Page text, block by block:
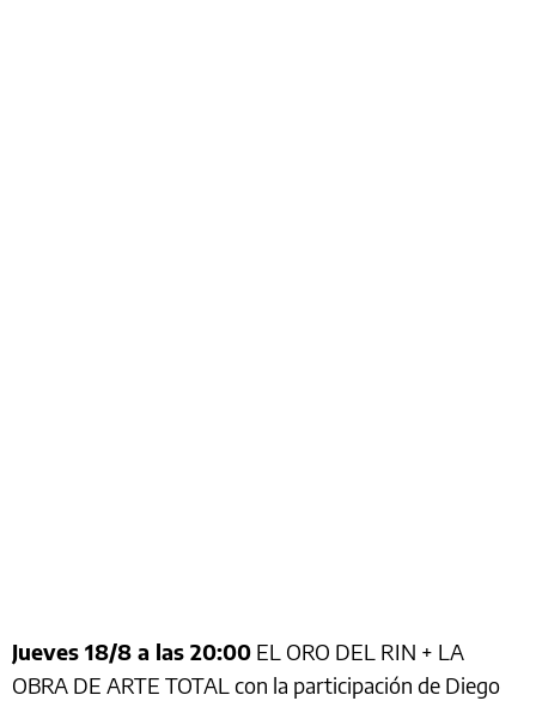
Jueves 18/8 a las 20:00 EL ORO DEL RIN + LA
OBRA DE ARTE TOTAL con la participación de Diego